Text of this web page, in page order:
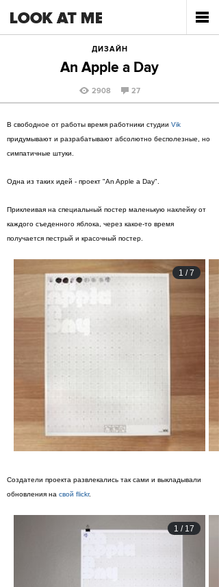
ДИЗАЙН
An Apple a Day
2908 27
В свободное от работы время работники студии Vik
придумывают и разрабатывают абсолютно бесполезные, но
симпатичные штуки.
Одна из таких идей - проект "An Apple a Day".
Приклеивая на специальный постер маленькую наклейку от
каждого съеденного яблока, через какое-то время
получается пестрый и красочный постер.
1 /7
Создатели проекта развлекались так сами и выкладывали
обновления на свой flickr.
1 / 17